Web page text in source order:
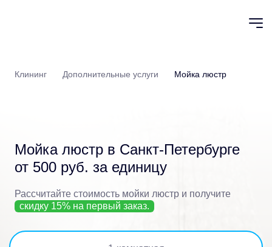
Клининг Дополнительные услуги Мойка люстр
Мойка люстр в Санкт-Петербурге
от 500 руб. за единицу
Рассчитайте стоимость мойки люстр и получите
скидку 15% на первый заказ.